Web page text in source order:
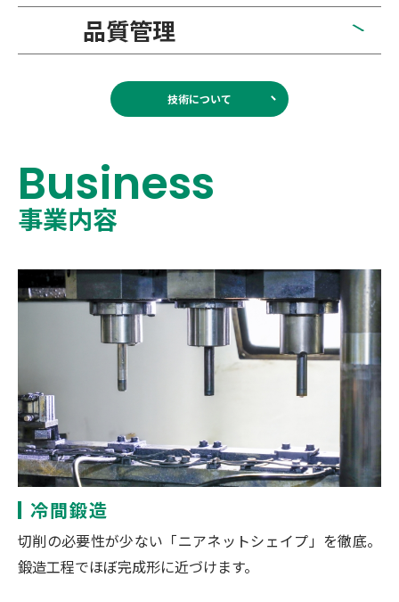
品質管理
技術について
Business
事業内容
冷間鍛造
切削の必要性が少ない「ニアネットシェイプ」を徹底。
鍛造工程でほぼ完成形に近づけます。